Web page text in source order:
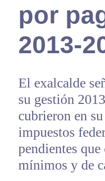
por
2013-
El exalcalde
su gestión
cubrieron en
impuestos
pendientes
mínimos y de